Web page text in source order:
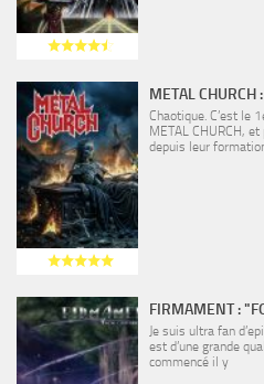
METAL CHURCH
Chaotique. C’est le
METAL CHURCH,
depuis leur
FIRMAMENT :
Je suis ultra fan
est d’une grande
commencé il y